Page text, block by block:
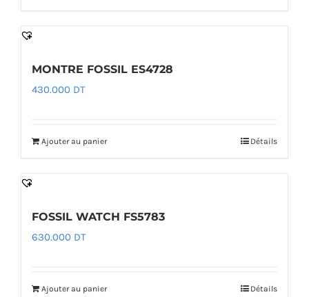
MONTRE FOSSIL ES4728
430.000 DT
Ajouter au panier Détails
FOSSIL WATCH FS5783
630.000 DT
Ajouter au panier Détails